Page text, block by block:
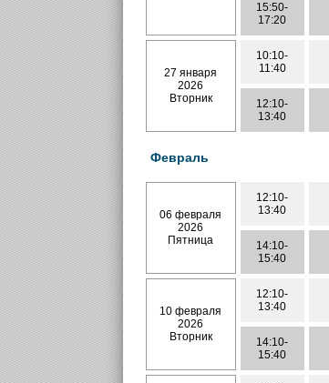
15:50-
17:20
27 января
2026
Вторник
10:10-
11:40
12:10-
13:40
Февраль
06 февраля
2026
Пятница
12:10-
13:40
14:10-
15:40
10 февраля
2026
Вторник
12:10-
13:40
14:10-
15:40